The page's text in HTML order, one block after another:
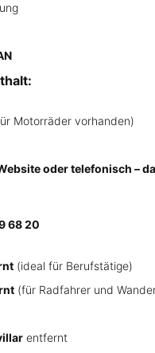
Motorräder vorhanden)
oder telefonisch –
68 20
(ideal für Berufstätige)
(für Radfahrer und
entfernt